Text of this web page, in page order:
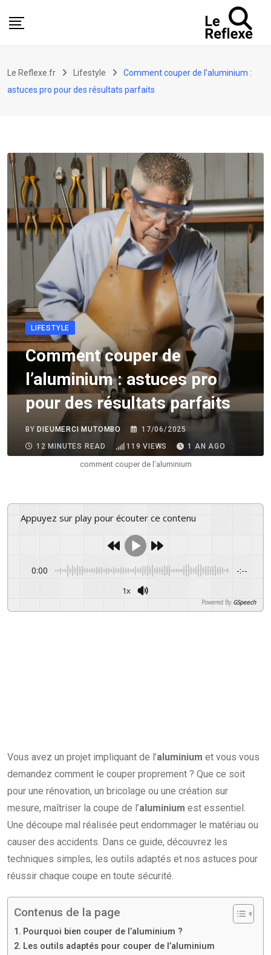
Le Reflexe.fr Lifestyle
Comment couper de l’aluminium :
astuces pro pour des résultats parfaits
LIFESTYLE
Comment couper de
l’aluminium : astuces pro
pour des résultats parfaits
BY DIEUMERCI MUTOMBO
17/06/2025
12 MINUTES READ
119 VIEWS 1 AN AGO
comment couper de l’aluminium
Appuyez sur play pour écouter ce contenu
0:00 -:--
1x
Powered By GSpeech
Vous avez un projet impliquant de l’aluminium et vous vous
demandez comment le couper proprement ? Que ce soit
pour une rénovation, un bricolage ou une création sur
mesure, maîtriser la coupe de l’aluminium est essentiel.
Une découpe mal réalisée peut endommager le matériau ou
causer des accidents. Dans ce guide, découvrez les
techniques simples, les outils adaptés et nos astuces pour
réussir chaque coupe en toute sécurité.
Contenus de la page
Pourquoi bien couper de l’aluminium ?
Les outils adaptés pour couper de l’aluminium